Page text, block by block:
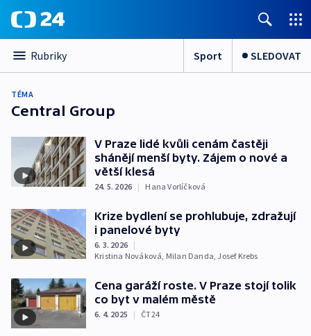
Rubriky Sport SLEDOVAT
TÉMA
Central Group
V Praze lidé kvůli cenám častěji
shánějí menší byty. Zájem o nové a
větší klesá
24. 5. 2026 | Hana Vorlíčková
Krize bydlení se prohlubuje, zdražují
i panelové byty
6. 3. 2026 |
Kristina Nováková, Milan Danda, Josef Krebs
Cena garáží roste. V Praze stojí tolik
co byt v malém městě
6. 4. 2025 | ČT24